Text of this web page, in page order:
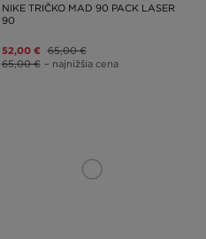
NIKE TRIČKO MAD 90 PACK LASER
90
52,00 € 65,00 €
65,00 € – najnižšia cena